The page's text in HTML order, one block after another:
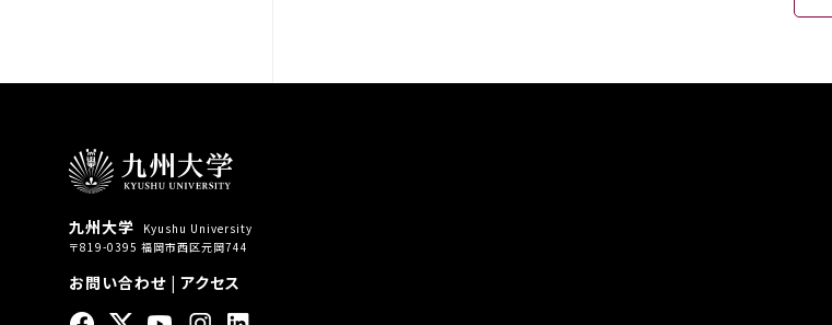
九州大学
Kyushu University
〒819-0395 福岡市西区元岡744
お問い合わせ |アクセス